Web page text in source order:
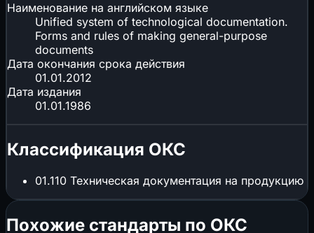
Наименование на английском языке
Unified system of technological documentation.
Forms and rules of making general-purpose
documents
Дата окончания срока действия
01.01.2012
Дата издания
01.01.1986
Классификация ОКС
01.110 Техническая документация на продукцию
Похожие стандарты по ОКС